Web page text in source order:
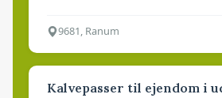
9681, Ranum
Kalvepasser til ejendom i